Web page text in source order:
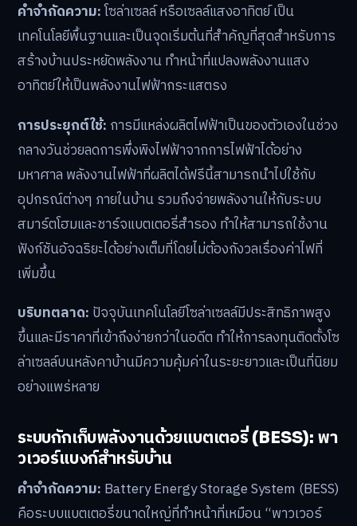
คำจำกัดความ:โซล่าเซลล์ หรือเซลล์แสงอาทิตย์ เป็น
เทคโนโลยีพื้นฐานและเป็นจุดเริ่มต้นที่สำคัญที่สุดสำหรับการ
สร้างบ้านประหยัดพลังงาน ทำหน้าที่แปลงพลังงานแสง
อาทิตย์ให้เป็นพลังงานไฟฟ้ากระแสตรง
การประยุกต์ใช้: การมีแหล่งผลิตไฟฟ้าเป็นของตัวเองในช่วง
กลางวันช่วยลดการพึ่งพิงไฟฟ้าจากการไฟฟ้าได้อย่าง
มหาศาล พลังงานไฟฟ้าที่ผลิตได้ฟรีนี้สามารถนำไปใช้กับ
อุปกรณ์ต่างๆ ภายในบ้าน รวมถึงจ่ายพลังงานให้กับระบบ
สมาร์ตโฮมและชาร์จแบตเตอรี่สำรอง ทำให้สามารถใช้งาน
ฟังก์ชันอัจฉริยะได้อย่างเต็มที่โดยไม่ต้องกังวลเรื่องค่าไฟที่
เพิ่มขึ้น
บริบทตลาด: ปัจจุบันเทคโนโลยีโซล่าเซลล์มีประสิทธิภาพสูง
ขึ้นและมีราคาที่เข้าถึงง่ายกว่าในอดีต ทำให้การลงทุนติดตั้งโซ
ล่าเซลล์บนหลังคาบ้านมีความคุ้มค่าในระยะยาวและเป็นที่นิยม
อย่างแพร่หลาย
ระบบกักเก็บพลังงานด้วยแบตเตอรี่ (BESS): พา
วเวอร์แบงก์สำหรับบ้าน
คำจำกัดความ: Battery Energy Storage System (BESS)
คือระบบแบตเตอรี่ขนาดใหญ่ที่ทำหน้าที่เหมือน “พาวเวอร์